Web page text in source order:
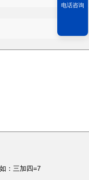
：三加四=7
电话咨询